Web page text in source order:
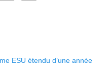
ESU étendu d’une année